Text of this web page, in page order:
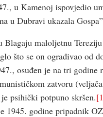
u Kamenoj ispovjedio
u Dubravi ukazala
Blagaju maloljetnu
što se on ograđivao od
osuđen je na tri
zatvoru
psihički potpuno skršen.
godine pripadnik